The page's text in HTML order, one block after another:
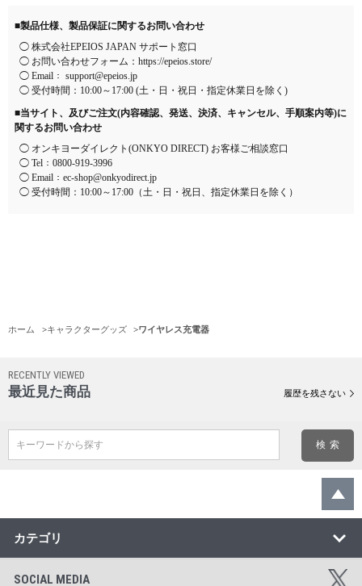
■製品仕様、製品保証に関するお問い合わせ
◯ 株式会社EPEIOS JAPAN サポート窓口
◯ お問い合わせフォーム：https://epeios.store/
◯ Email：support@epeios.jp
◯ 受付時間：10:00～17:00 (土・日・祝日・指定休業日を除く)
■当サイト、及びご注文(内容確認、発送、決済、キャンセル、手順案内等)に
関するお問い合わせ
◯ オンキヨーダイレクト(ONKYO DIRECT) お客様ご相談窓口
◯ Tel：0800-919-3996
◯ Email：ec-shop@onkyodirect.jp
◯ 受付時間：10:00～17:00（土・日・祝日、指定休業日を除く）
ホーム >キャラクターグッズ >ワイヤレス充電器
RECENTLY VIEWED
最近見た商品 履歴を残さない
キーワードから探す
カテゴリ
SOCIAL MEDIA